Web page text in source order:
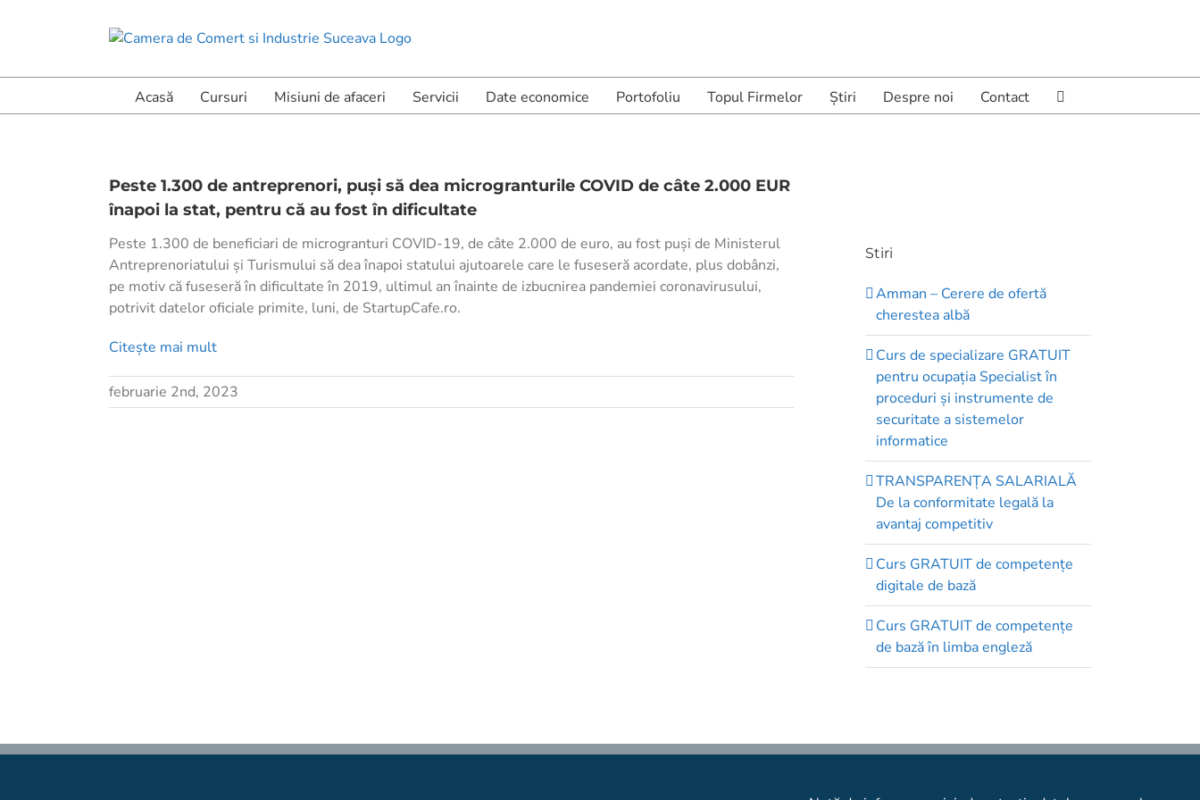
Acasă Cursuri Misiuni de afaceri Servicii Date economice Portofoliu Topul Firmelor Ştiri Despre noi Contact
Peste 1.300 de antreprenori, puși să dea microgranturile COVID de câte 2.000 EUR
înapoi la stat, pentru că au fost în dificultate
Peste 1.300 de beneficiari de microgranturi COVID-19, de câte 2.000 de euro, au fost puși de Ministerul
Antreprenoriatului și Turismului să dea înapoi statului ajutoarele care le fuseseră acordate, plus dobânzi,
pe motiv că fuseseră în dificultate în 2019, ultimul an înainte de izbucnirea pandemiei coronavirusului,
potrivit datelor oficiale primite, luni, de StartupCafe.ro.
Citește mai mult
februarie 2nd, 2023
Stiri
Amman – Cerere de ofertă
cherestea albă
Curs de specializare GRATUIT
pentru ocupația Specialist în
proceduri și instrumente de
securitate a sistemelor
informatice
TRANSPARENȚA SALARIALĂ
De la conformitate legală la
avantaj competitiv
Curs GRATUIT de competenţe
digitale de bază
Curs GRATUIT de competenţe
de bază în limba engleză